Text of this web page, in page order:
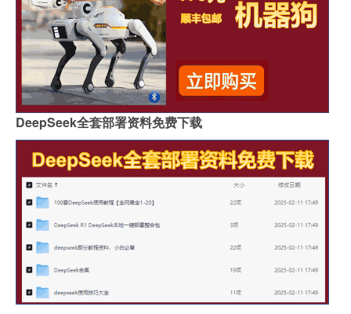
DeepSeek全套部署资料免费下载